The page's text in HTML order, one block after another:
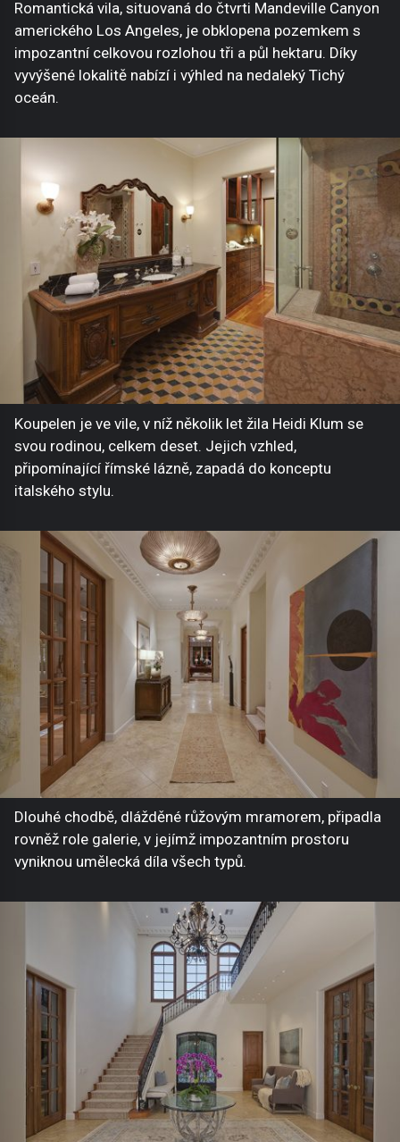
Romantická vila, situovaná do čtvrti Mandeville Canyon
amerického Los Angeles, je obklopena pozemkem s
impozantní celkovou rozlohou tři a půl hektaru. Díky
vyvýšené lokalitě nabízí i výhled na nedaleký Tichý
oceán.
Koupelen je ve vile, v níž několik let žila Heidi Klum se
svou rodinou, celkem deset. Jejich vzhled,
připomínající římské lázně, zapadá do konceptu
italského stylu.
Dlouhé chodbě, dlážděné růžovým mramorem, připadla
rovněž role galerie, v jejímž impozantním prostoru
vyniknou umělecká díla všech typů.